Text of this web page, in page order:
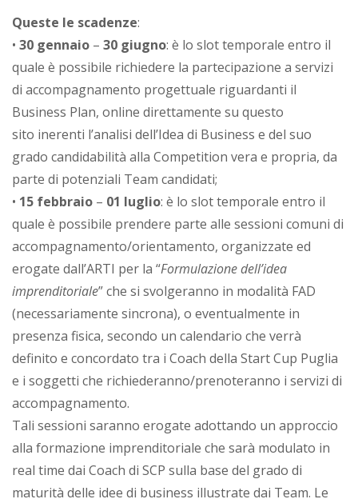
Queste le scadenze:
• 30 gennaio – 30 giugno: è lo slot temporale entro il
quale è possibile richiedere la partecipazione a servizi
di accompagnamento progettuale riguardanti il
Business Plan, online direttamente su questo
sito inerenti l’analisi dell’Idea di Business e del suo
grado candidabilità alla Competition vera e propria, da
parte di potenziali Team candidati;
• 15 febbraio – 01 luglio: è lo slot temporale entro il
quale è possibile prendere parte alle sessioni comuni di
accompagnamento/orientamento, organizzate ed
erogate dall’ARTI per la “Formulazione dell’idea
imprenditoriale” che si svolgeranno in modalità FAD
(necessariamente sincrona), o eventualmente in
presenza fisica, secondo un calendario che verrà
definito e concordato tra i Coach della Start Cup Puglia
e i soggetti che richiederanno/prenoteranno i servizi di
accompagnamento.
Tali sessioni saranno erogate adottando un approccio
alla formazione imprenditoriale che sarà modulato in
real time dai Coach di SCP sulla base del grado di
maturità delle idee di business illustrate dai Team. Le